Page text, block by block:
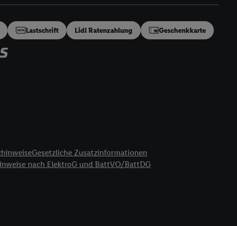
Lastschrift Lidl Ratenzahlung Geschenkkarte
Gesetzliche Zusatzinformationen
nach ElektroG und BattVO/BattDG
„Nutzung der
von Utiq.
einen Klick auf
sämtlicher
das gilt auch für die
und
Informationen,
Utiq-
Analyse von